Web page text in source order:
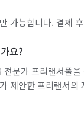
가능합니다. 결제
요?
문가 프리랜서풀
제안한 프리랜서의